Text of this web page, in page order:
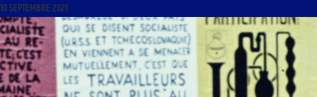
10 SEPTEMBRE 2021